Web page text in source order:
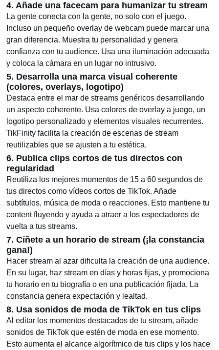
4. Añade una facecam para humanizar tu stream
La gente conecta con la gente, no solo con el juego.
Incluso un pequeño overlay de webcam puede marcar una
gran diferencia. Muestra tu personalidad y genera
confianza con tu audience. Usa una iluminación adecuada
y coloca la cámara en un lugar no intrusivo.
5. Desarrolla una marca visual coherente
(colores, overlays, logotipo)
Destaca entre el mar de streams genéricos desarrollando
un aspecto coherente. Usa colores de overlay a juego, un
logotipo personalizado y elementos visuales recurrentes.
TikFinity facilita la creación de escenas de stream
reutilizables que se ajusten a tu estética.
6. Publica clips cortos de tus directos con
regularidad
Reutiliza los mejores momentos de 15 a 60 segundos de
tus directos como vídeos cortos de TikTok. Añade
subtítulos, música de moda o reacciones. Esto mantiene tu
content fluyendo y ayuda a atraer a los espectadores de
vuelta a tus streams.
7. Cíñete a un horario de stream (¡la constancia
gana!)
Hacer stream al azar dificulta la creación de una audience.
En su lugar, haz stream en días y horas fijas, y promociona
tu horario en tu biografía o en una publicación fijada. La
constancia genera expectación y lealtad.
8. Usa sonidos de moda de TikTok en tus clips
Al editar los momentos destacados de tu stream, añade
sonidos de TikTok que estén de moda en ese momento.
Esto aumenta el alcance algorítmico de tus clips y los hace